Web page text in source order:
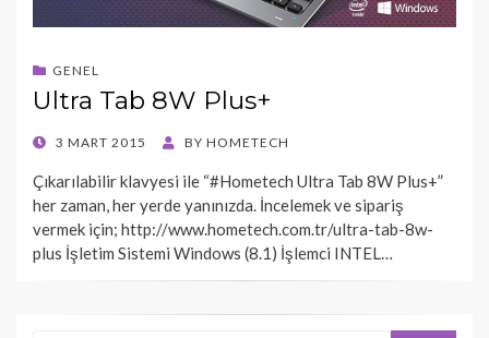
GENEL
Ultra Tab 8W Plus+
POSTED
3 MART 2015 BY HOMETECH
Çıkarılabilir klavyesi ile “#Hometech Ultra Tab 8W Plus+”
her zaman, her yerde yanınızda. İncelemek ve sipariş
vermek için; http://www.hometech.com.tr/ultra-tab-8w-
plus İşletim Sistemi Windows (8.1) İşlemci INTEL…